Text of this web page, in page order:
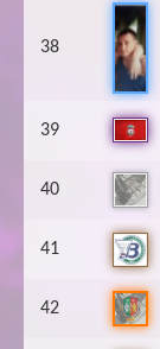
38
39
40
41
42